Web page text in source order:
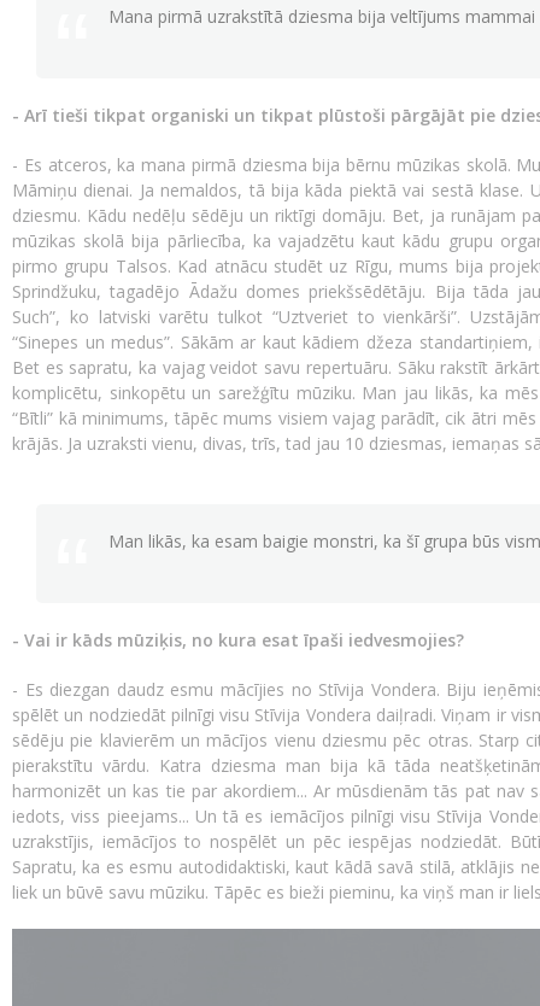
Mana pirmā uzrakstītā dziesma bija veltījums
- Arī tieši tikpat organiski un tikpat plūstoši pārgājāt pie
- Es atceros, ka mana pirmā dziesma bija bērnu mūzikas skolā.
Māmiņu dienai. Ja nemaldos, tā bija kāda piektā vai sestā
dziesmu. Kādu nedēļu sēdēju un riktīgi domāju. Bet, ja runājam
mūzikas skolā bija pārliecība, ka vajadzētu kaut kādu grupu
pirmo grupu Talsos. Kad atnācu studēt uz Rīgu, mums bija
Sprindžuku, tagadējo Ādažu domes priekšsēdētāju. Bija tāda
Such”, ko latviski varētu tulkot “Uztveriet to vienkārši”.
“Sinepes un medus”. Sākām ar kaut kādiem džeza
Bet es sapratu, ka vajag veidot savu repertuāru. Sāku rakstīt
komplicētu, sinkopētu un sarežģītu mūziku. Man jau likās, ka
“Bītli” kā minimums, tāpēc mums visiem vajag parādīt, cik ātri
krājās. Ja uzraksti vienu, divas, trīs, tad jau 10 dziesmas, iemaņas
Man likās, ka esam baigie monstri, ka šī grupa būs
- Vai ir kāds mūziķis, no kura esat īpaši iedvesmojies?
- Es diezgan daudz esmu mācījies no Stīvija Vondera. Biju
spēlēt un nodziedāt pilnīgi visu Stīvija Vondera daiļradi. Viņam ir
sēdēju pie klavierēm un mācījos vienu dziesmu pēc otras. Starp
pierakstītu vārdu. Katra dziesma man bija kā tāda
harmonizēt un kas tie par akordiem... Ar mūsdienām tās pat nav
iedots, viss pieejams... Un tā es iemācījos pilnīgi visu Stīvija
uzrakstījis, iemācījos to nospēlēt un pēc iespējas nodziedāt.
Sapratu, ka es esmu autodidaktiski, kaut kādā savā stilā, atklājis
liek un būvē savu mūziku. Tāpēc es bieži pieminu, ka viņš man ir